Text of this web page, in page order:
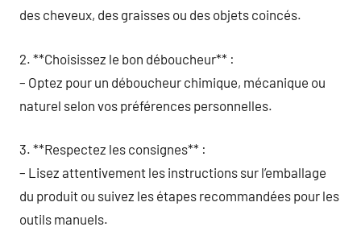
des cheveux, des graisses ou des objets coincés.
2. **Choisissez le bon déboucheur** :
– Optez pour un déboucheur chimique, mécanique ou
naturel selon vos préférences personnelles.
3. **Respectez les consignes** :
– Lisez attentivement les instructions sur l’emballage
du produit ou suivez les étapes recommandées pour les
outils manuels.